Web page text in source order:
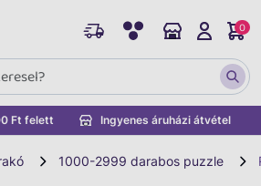
Ft felett Ingyenes áruházi átvétel
0
1000-2999 darabos puzzle